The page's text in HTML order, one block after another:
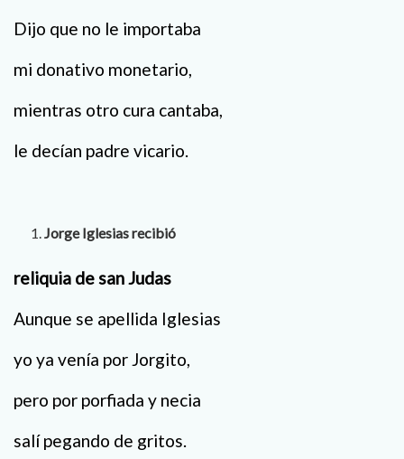
Dijo que no le importaba
mi donativo monetario,
mientras otro cura cantaba,
le decían padre vicario.
Jorge Iglesias recibió
reliquia de san Judas
Aunque se apellida Iglesias
yo ya venía por Jorgito,
pero por porfiada y necia
salí pegando de gritos.